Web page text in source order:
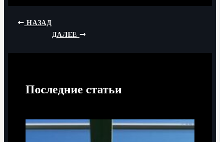
НАЗАД
ДАЛЕЕ
Последние статьи